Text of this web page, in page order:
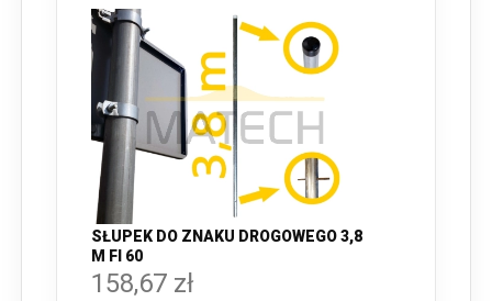
SŁUPEK DO ZNAKU DROGOWEGO 3,8
M FI 60
158,67 zł